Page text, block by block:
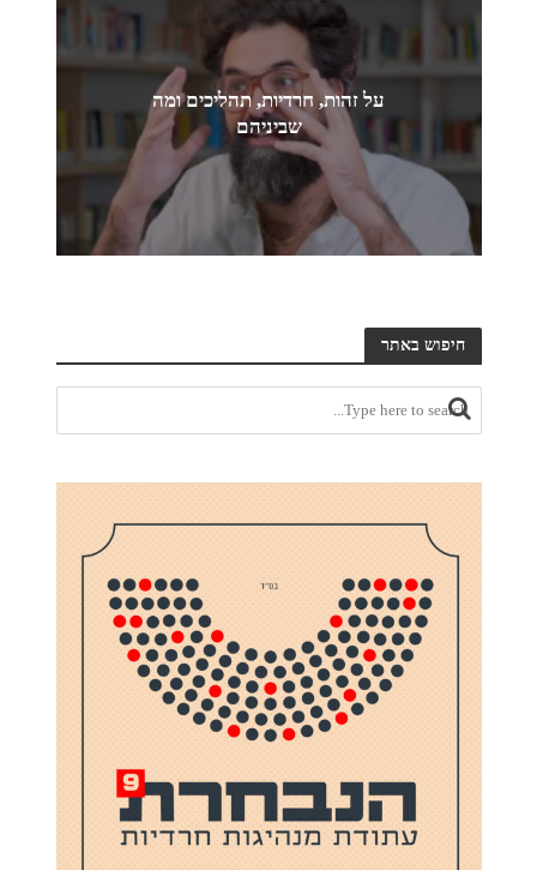
על זהות, חרדיות, תהליכים ומה
שביניהם
חיפוש באתר